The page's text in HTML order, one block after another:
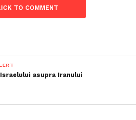
TO COMMENT
asupra Iranului